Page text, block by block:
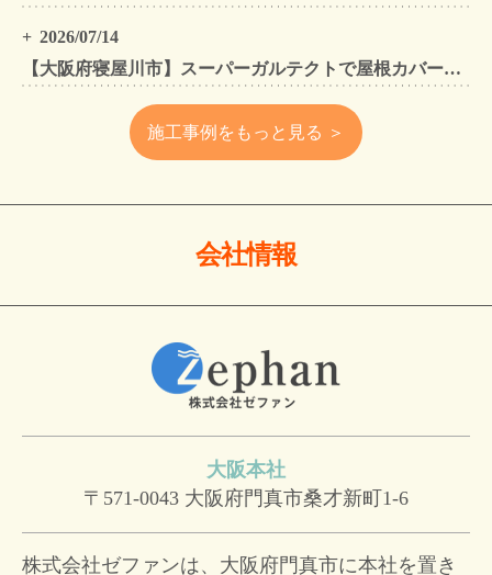
2026/07/14
【大阪府寝屋川市】スーパーガルテクトで屋根カバー工法・外壁塗装・雨樋工事｜住まいをトータルリフォームした施工事例
施工事例をもっと見る ＞
会社情報
大阪本社
〒571-0043 大阪府門真市桑才新町1-6
株式会社ゼファンは、大阪府門真市に本社を置き